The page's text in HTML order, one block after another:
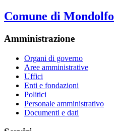
Comune di Mondolfo
Amministrazione
Organi di governo
Aree amministrative
Uffici
Enti e fondazioni
Politici
Personale amministrativo
Documenti e dati